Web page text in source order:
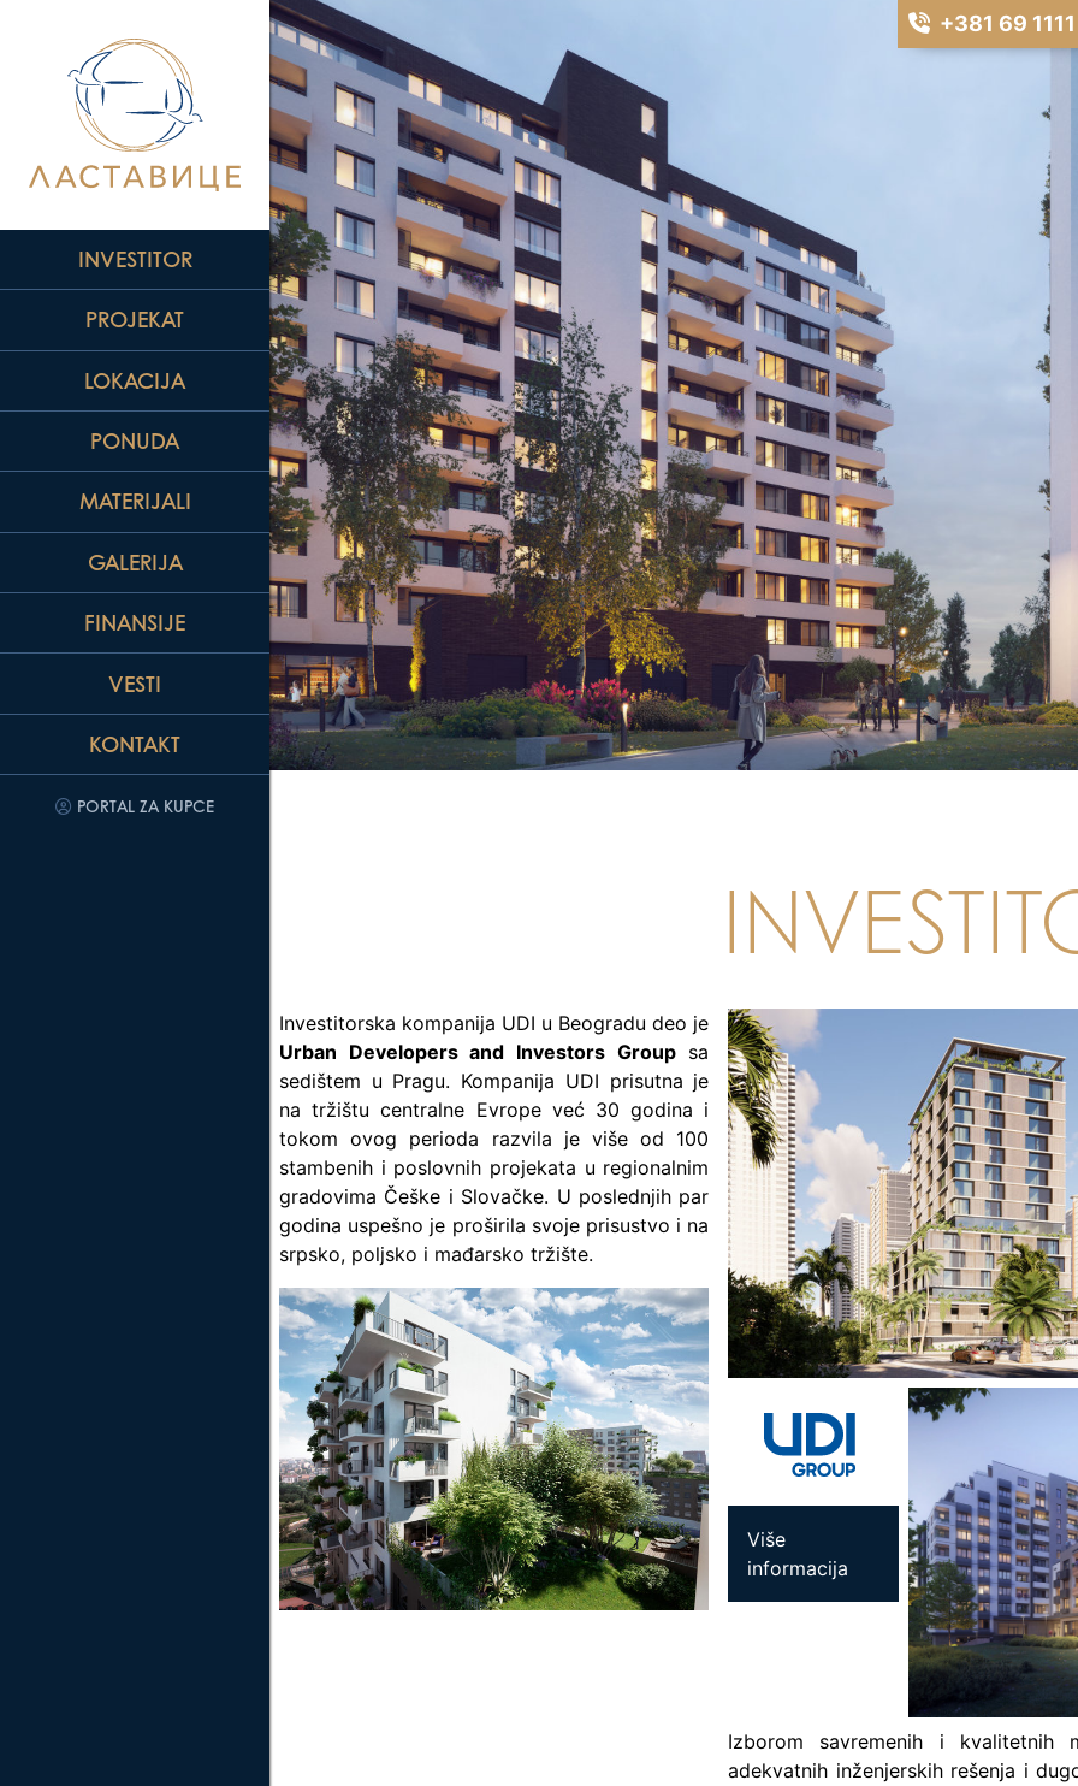
INVESTITOR
PROJEKAT
LOKACIJA
PONUDA
MATERIJALI
GALERIJA
FINANSIJE
VESTI
KONTAKT
PORTAL ZA KUPCE
+381 69
Investitorska kompanija UDI u Beogradu deo je
Urban Developers and Investors Groupsa
sedištem u Pragu. Kompanija UDI prisutna je
na tržištu centralne Evrope već 30 godina i
tokom ovog perioda razvila je više od 100
stambenih i poslovnih projekata u regionalnim
gradovima Češke i Slovačke. U poslednjih par
godina uspešno je proširila svoje prisustvo i na
srpsko, poljsko i mađarsko tržište.
Više
informacija
Izborom savremenih i kvalitetnih
adekvatnih inženjerskih rešenja i